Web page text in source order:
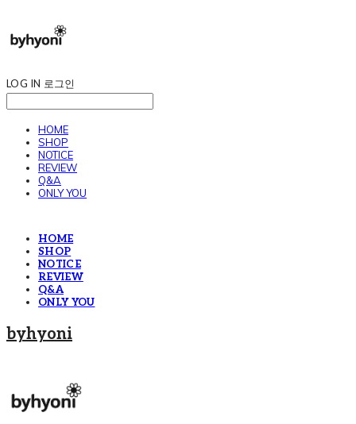
LOG IN 로그인
HOME
SHOP
NOTICE
REVIEW
Q&A
ONLY YOU
HOME
SHOP
NOTICE
REVIEW
Q&A
ONLY YOU
byhyoni